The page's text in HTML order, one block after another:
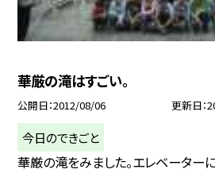
華厳の滝はすごい。
公開日 2012/08/06 更新日
今日のできごと
華厳の滝をみました。エレベーター